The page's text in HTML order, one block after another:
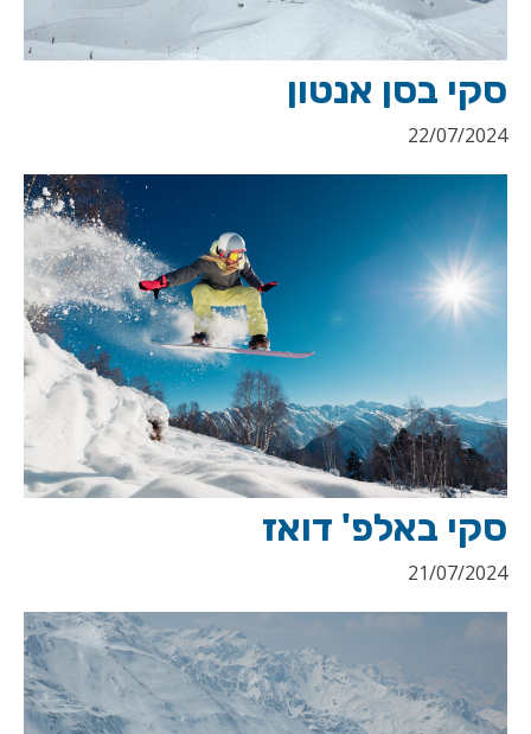
סקי בסן אנטון
22/07/2024
סקי באלפ' דואז
21/07/2024